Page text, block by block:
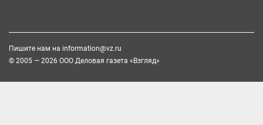
Пишите нам на information@vz.ru
© 2005 — 2026 ООО Деловая газета «Взгляд»